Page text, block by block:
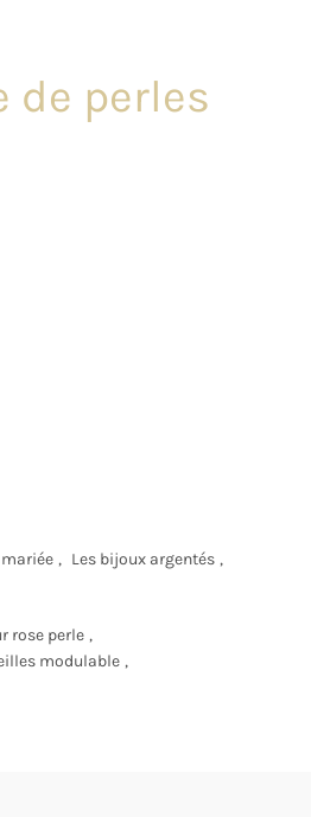
de perles
, Les bijoux argentés ,
rose perle ,
modulable ,